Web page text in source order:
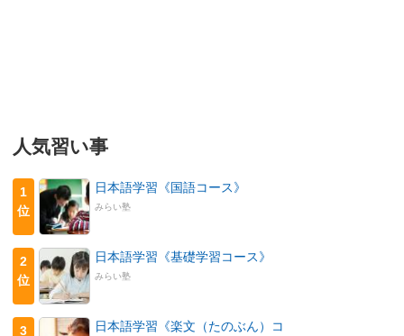
人気習い事
1
位
日本語学習《国語コース》
みらい塾
2
位
日本語学習《基礎学習コース》
みらい塾
3
日本語学習《楽文（たのぶん）コ